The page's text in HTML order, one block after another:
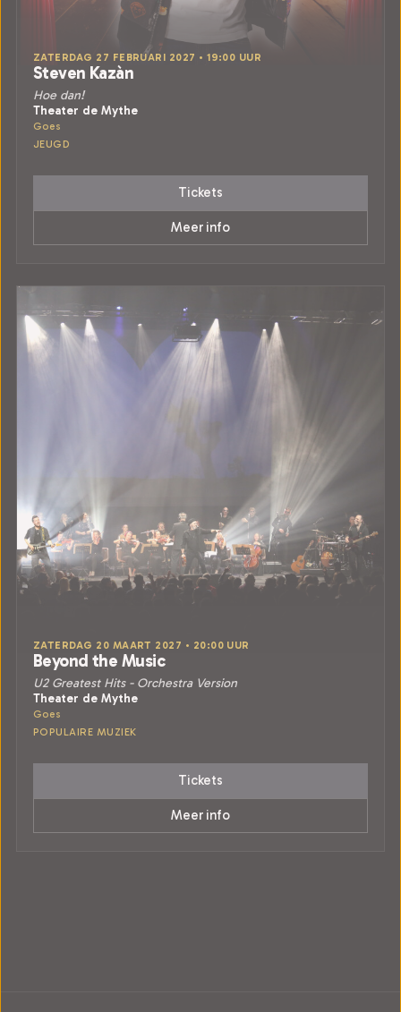
ZATERDAG 27 FEBRUARI 2027 • 19:00 UUR
Steven Kazàn
Hoe dan!
Theater de Mythe
Goes
JEUGD
Tickets
Meer info
ZATERDAG 20 MAART 2027 • 20:00 UUR
Beyond the Music
U2 Greatest Hits - Orchestra Version
Theater de Mythe
Goes
POPULAIRE MUZIEK
Tickets
Meer info